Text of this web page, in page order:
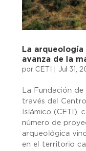
La arqueología
avanza de la
por CETI Jul 31,
La Fundación de
través del
Islámico (CETI),
número de
arqueológica
en el territorio